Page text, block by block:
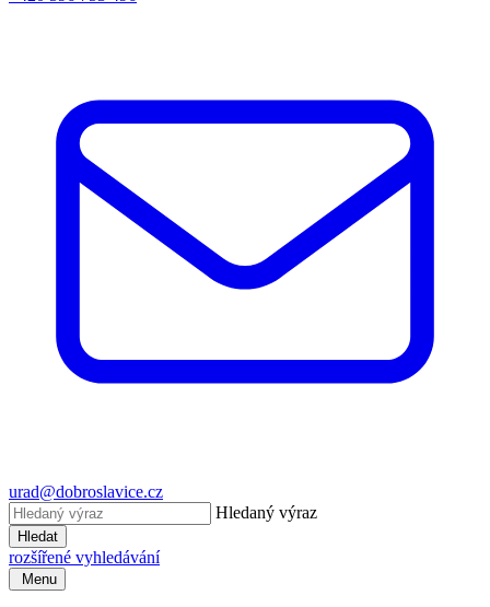
urad@dobroslavice.cz
Hledaný výraz
Hledat
rozšířené vyhledávání
Menu